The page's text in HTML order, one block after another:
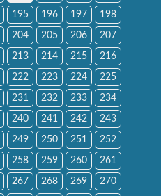
195 196 197 198
204 205 206 207
213 214 215 216
222 223 224 225
231 232 233 234
240 241 242 243
249 250 251 252
258 259 260 261
267 268 269 270